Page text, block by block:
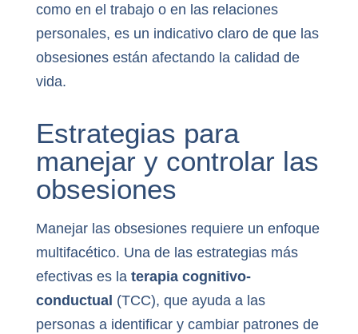
como en el trabajo o en las relaciones
personales, es un indicativo claro de que las
obsesiones están afectando la calidad de
vida.
Estrategias para
manejar y controlar las
obsesiones
Manejar las obsesiones requiere un enfoque
multifacético. Una de las estrategias más
efectivas es la terapia cognitivo-
conductual (TCC), que ayuda a las
personas a identificar y cambiar patrones de